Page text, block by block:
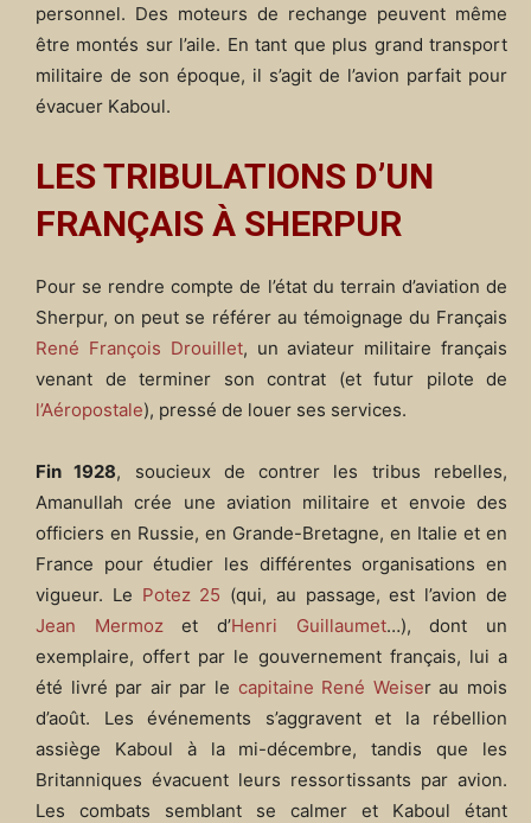
personnel. Des moteurs de rechange peuvent même
être montés sur l’aile. En tant que plus grand transport
militaire de son époque, il s’agit de l’avion parfait pour
évacuer Kaboul.
LES TRIBULATIONS D’UN
FRANÇAIS À SHERPUR
Pour se rendre compte de l’état du terrain d’aviation de
Sherpur, on peut se référer au témoignage du Français
René François Drouillet, un aviateur militaire français
venant de terminer son contrat (et futur pilote de
l’Aéropostale), pressé de louer ses services.
Fin 1928, soucieux de contrer les tribus rebelles,
Amanullah crée une aviation militaire et envoie des
officiers en Russie, en Grande-Bretagne, en Italie et en
France pour étudier les différentes organisations en
vigueur. Le Potez 25 (qui, au passage, est l’avion de
Jean Mermozet d’Henri Guillaumet…), dont un
exemplaire, offert par le gouvernement français, lui a
été livré par air par le capitaine René Weiser au mois
d’août. Les événements s’aggravent et la rébellion
assiège Kaboul à la mi-décembre, tandis que les
Britanniques évacuent leurs ressortissants par avion.
Les combats semblant se calmer et Kaboul étant